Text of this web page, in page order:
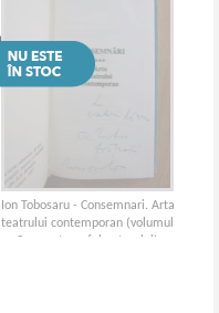
Ion Tobosaru - Consemnari. Arta
teatrului contemporan (volumul
3, cu autograful autorului)